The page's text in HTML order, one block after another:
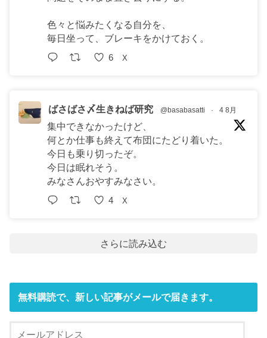
色々と悩みたくなる自分を、
毎日坐って、ブレーキをかけておく。
6 X
ばさばさ〆生きねば研究 @basabasatti · 4 8月
集中できなかったけど、
何とか仕事も終えて布団にたどり着いた。
今日も乗り切ったぞ。
今日は眠れそう。
みなさんおやすみなさい。
4 X
さらに読み込む
無料購読で、新しい記事がメールで届きます。